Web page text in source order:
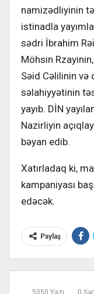
namizədliyinin
istinadla
sədri İbrahim
Möhsin
Səid Cəlilinin
səlahiyyətinin
yayıb. DİN
Nazirliyin
bəyan edib.
Xatırladaq ki,
kampaniyası
edəcək.
Paylaş
5050 Yazı 0